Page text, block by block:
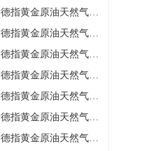
原油天然气铜操作建议
原油天然气铜操作建议
原油天然气铜操作建议
原油天然气铜操作建议
原油天然气铜操作建议
原油天然气铜操作建议
原油天然气铜操作建议